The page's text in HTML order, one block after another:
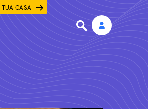
TUA CASA